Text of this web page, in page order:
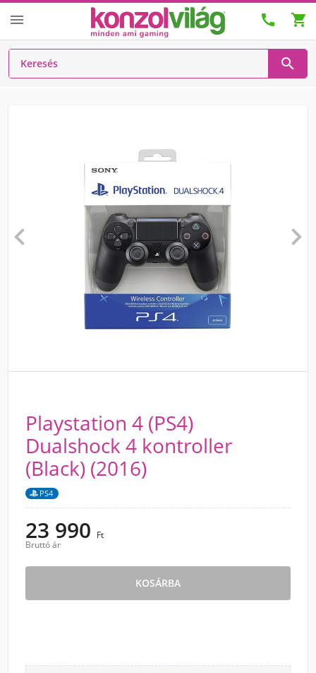
  

 
Playstation 4 (PS4)
Dualshock 4 kontroller
(Black) (2016)
PS4
23 990 Ft
Bruttó ár
KOSÁRBA